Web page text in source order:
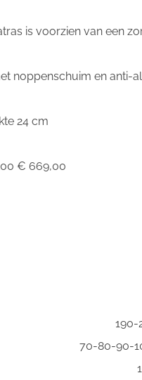
is voorzien van een
noppenschuim en anti-
24 cm
€ 669,00
190-
70-80-90-